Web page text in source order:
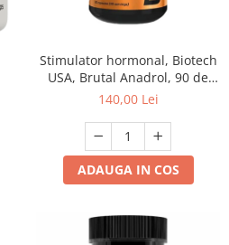
Stimulator hormonal, Biotech
USA, Brutal Anadrol, 90 de
capsule
140,00 Lei
ADAUGA IN COS